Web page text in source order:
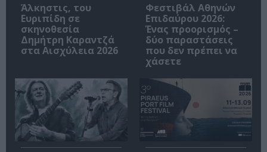
Άλκηστις, του
Ευριπίδη σε
σκηνοθεσία
Δημήτρη Καραντζά
στα Αισχύλεια 2026
Φεστιβάλ Αθηνών
Επιδαύρου 2026:
Ένας προορισμός –
δύο παραστάσεις
που δεν πρέπει να
χάσετε